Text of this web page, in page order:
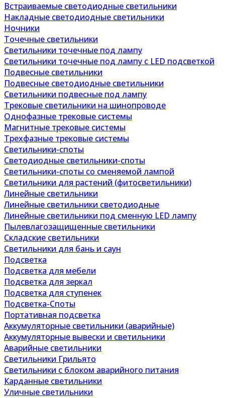
Встраиваемые светодиодные светильники
Накладные светодиодные светильники
Ночники
Точечные светильники
Светильники точечные под лампу
Светильники точечные под лампу с LED подсветкой
Подвесные светильники
Подвесные светодиодные светильники
Светильники подвесные под лампу
Трековые светильники на шинопроводе
Однофазные трековые системы
Магнитные трековые системы
Трехфазные трековые системы
Светильники-споты
Светодиодные светильники-споты
Светильники-споты со сменяемой лампой
Светильники для растений (фитосветильники)
Линейные светильники
Линейные светильники светодиодные
Линейные светильники под сменную LED лампу
Пылевлагозащищенные светильники
Складские светильники
Светильники для бань и саун
Подсветка
Подсветка для мебели
Подсветка для зеркал
Подсветка для ступенек
Подсветка-Споты
Портативная подсветка
Аккумуляторные светильники (аварийные)
Аккумуляторные вывески и светильники
Аварийные светильники
Светильники Грильято
Светильники с блоком аварийного питания
Карданные светильники
Уличные светильники